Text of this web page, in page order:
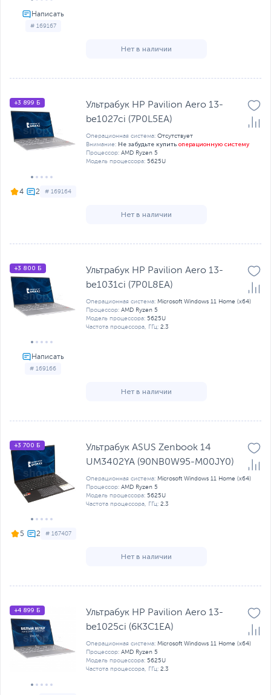
# 169167
Нет в наличии
4 # 169164
+3 899 Б
Ультрабук HP Pavilion Aero 13-
be1027ci (7P0L5EA)
Операционная система: Отсутствует
Внимание: Не забудьте купить операционную систему
Процессор: AMD Ryzen 5
Модель процессора: 5625U
Нет в наличии
# 169166
+3 800 Б
Ультрабук HP Pavilion Aero 13-
be1031ci (7P0L8EA)
Операционная система: Microsoft Windows 11 Home (x64)
Процессор: AMD Ryzen 5
Модель процессора: 5625U
Частота процессора, ГГц: 2.3
Нет в наличии
5 # 167407
+3 700 Б
Ультрабук ASUS Zenbook 14
UM3402YA (90NB0W95-M00JY0)
Операционная система: Microsoft Windows 11 Home (x64)
Процессор: AMD Ryzen 5
Модель процессора: 5625U
Частота процессора, ГГц: 2.3
Нет в наличии
+4 899 Б
Ультрабук HP Pavilion Aero 13-
be1025ci (6K3C1EA)
Операционная система: Microsoft Windows 11 Home (x64)
Процессор: AMD Ryzen 5
Модель процессора: 5625U
Частота процессора, ГГц: 2.3